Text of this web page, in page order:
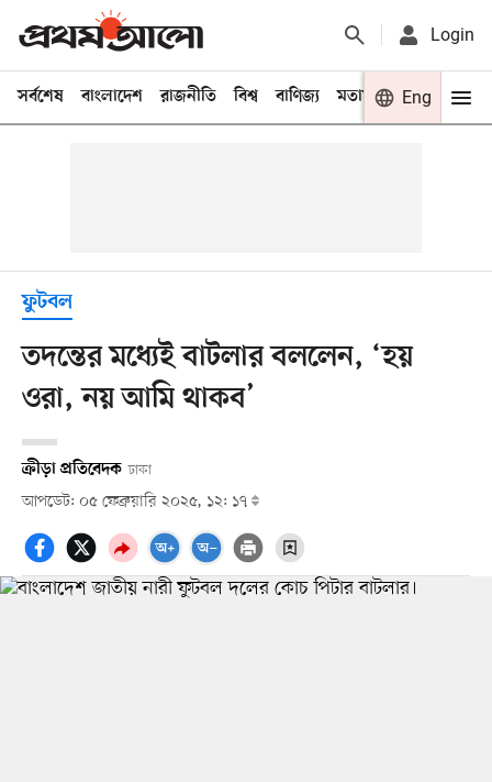
Login
সর্বশেষ বাংলাদেশ রাজনীতি বিশ্ব বাণিজ্য মতামত খেলা
Eng
ফুটবল
তদন্তের মধ্যেই বাটলার বললেন, ‘হয়
ওরা, নয় আমি থাকব’
ক্রীড়া প্রতিবেদক ঢাকা
আপডেট: ০৫ ফেব্রুয়ারি ২০২৫, ১২: ১৭